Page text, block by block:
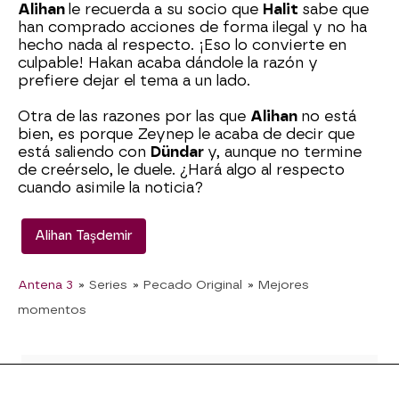
Alihan le recuerda a su socio que Halit sabe que
han comprado acciones de forma ilegal y no ha
hecho nada al respecto. ¡Eso lo convierte en
culpable! Hakan acaba dándole la razón y
prefiere dejar el tema a un lado.
Otra de las razones por las que Alihan no está
bien, es porque Zeynep le acaba de decir que
está saliendo con Dündar y, aunque no termine
de creérselo, le duele. ¿Hará algo al respecto
cuando asimile la noticia?
Alihan Taşdemir
Antena 3 » Series » Pecado Original » Mejores
momentos